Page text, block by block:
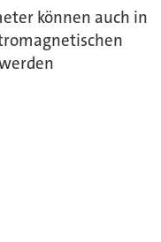
können auch in